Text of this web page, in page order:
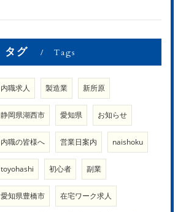
タグ Tags
内職求人 製造業 新所原
静岡県湖西市 愛知県 お知らせ
内職の皆様へ 営業日案内 naishoku
toyohashi 初心者 副業
愛知県豊橋市 在宅ワーク求人